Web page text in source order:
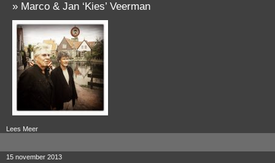
» Marco & Jan ‘Kies’ Veerman
Lees Meer
15 november 2013